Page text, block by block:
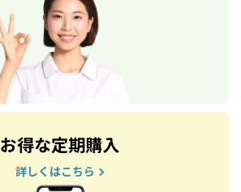
お得な定期購入
詳しくはこちら